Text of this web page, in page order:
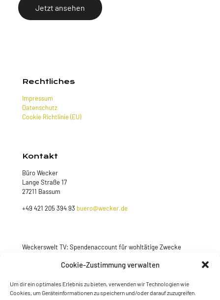
Cookie-Zustimmung verwalten
Um dir ein optimales Erlebnis zu bieten, verwenden wir Technologien wie
Cookies, um Geräteinformationen zu speichern und/oder darauf zuzugreifen.
Jetzt ansehen
Rechtliches
Impressum
Datenschutz
Cookie Richtlinie (EU)
Kontakt
Büro Wecker
Lange Straße 17
27211 Bassum
+49 421 205 394 93 buero@wecker.de
Weckerswelt TV: Spendenaccount für wohltätige Zwecke
Jetzt spenden